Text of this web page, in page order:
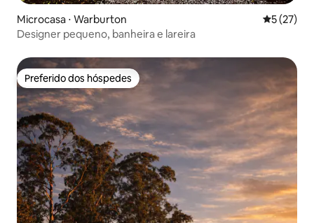
Microcasa ⋅ Warburton 5 de uma
5 (27)
Designer pequeno, banheira e lareira
Preferido dos hóspedes
Preferido dos hóspedes